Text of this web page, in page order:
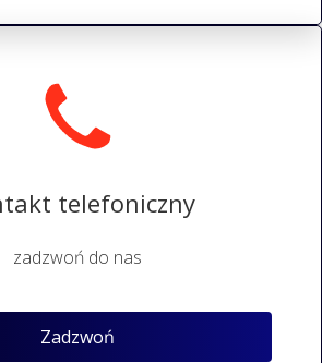
telefoniczny
zadzwoń do nas
Zadzwoń